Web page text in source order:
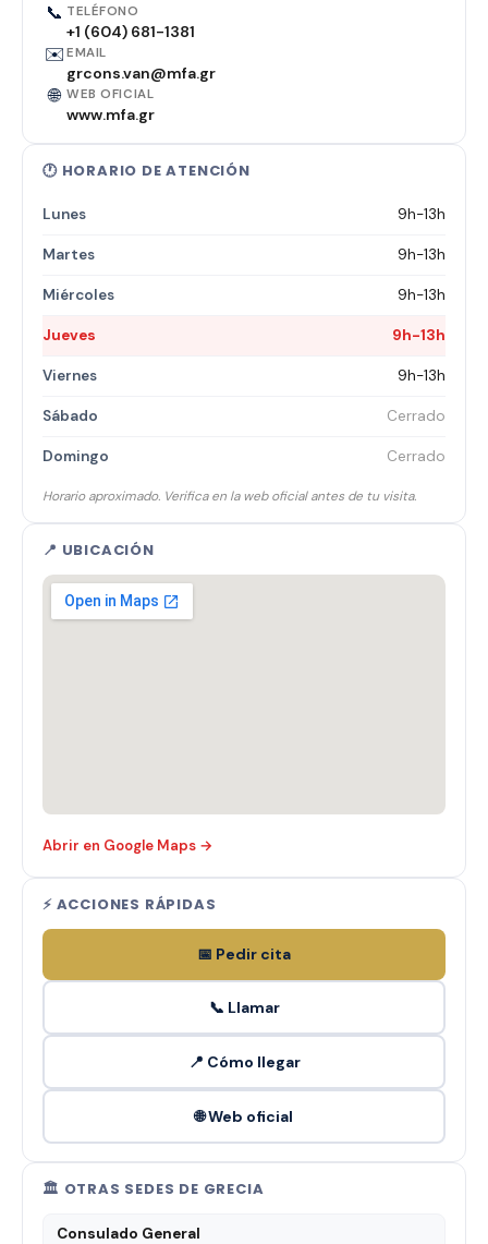
📞 TELÉFONO
+1 (604) 681-1381
✉️ EMAIL
grcons.van@mfa.gr
🌐 WEB OFICIAL
www.mfa.gr
🕐 HORARIO DE ATENCIÓN
Lunes 9h-13h
Martes 9h-13h
Miércoles 9h-13h
Jueves 9h-13h
Viernes 9h-13h
Sábado Cerrado
Domingo Cerrado
Horario aproximado. Verifica en la web oficial antes de tu visita.
📍 UBICACIÓN
Abrir en Google Maps →
⚡ ACCIONES RÁPIDAS
📅 Pedir cita
📞 Llamar
📍 Cómo llegar
🌐 Web oficial
🏛️ OTRAS SEDES DE GRECIA
Consulado General